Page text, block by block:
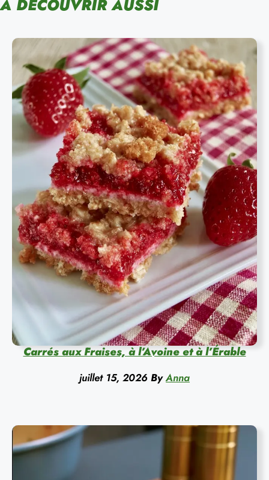
À DÉCOUVRIR AUSSI
Carrés aux Fraises, à l’Avoine et à l’Érable
juillet 15, 2026 By Anna